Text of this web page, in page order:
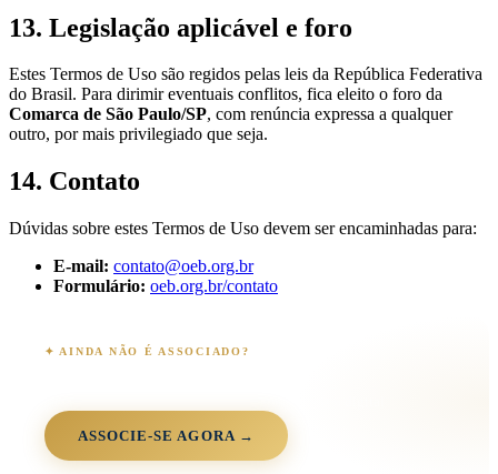
13. Legislação aplicável e foro
Estes Termos de Uso são regidos pelas leis da República Federativa
do Brasil. Para dirimir eventuais conflitos, fica eleito o foro da
Comarca de São Paulo/SP, com renúncia expressa a qualquer
outro, por mais privilegiado que seja.
14. Contato
Dúvidas sobre estes Termos de Uso devem ser encaminhadas para:
E-mail: contato@oeb.org.br
Formulário: oeb.org.br/contato
✦ AINDA NÃO É ASSOCIADO?
ASSOCIE-SE AGORA →